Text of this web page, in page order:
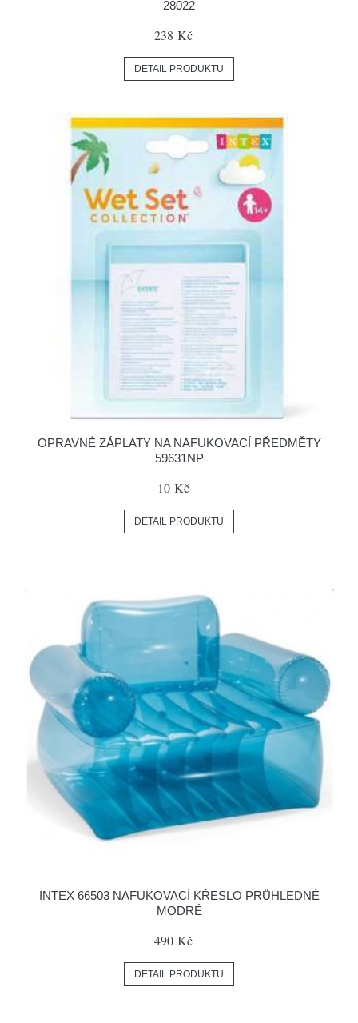
28022
238 Kč
DETAIL PRODUKTU
OPRAVNÉ ZÁPLATY NA NAFUKOVACÍ PŘEDMĚTY
59631NP
10 Kč
DETAIL PRODUKTU
INTEX 66503 NAFUKOVACÍ KŘESLO PRŮHLEDNÉ
MODRÉ
490 Kč
DETAIL PRODUKTU